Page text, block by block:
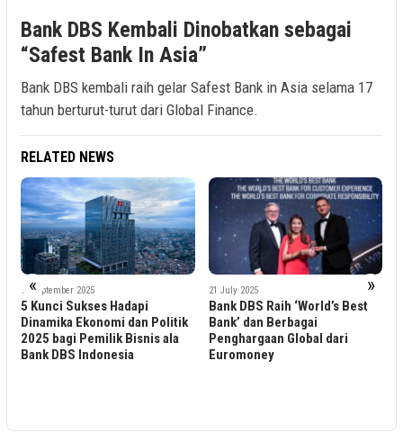
Bank DBS Kembali Dinobatkan sebagai
“Safest Bank In Asia”
Bank DBS kembali raih gelar Safest Bank in Asia selama 17
tahun berturut-turut dari Global Finance.
RELATED NEWS
« »
21 July 2025
Bank DBS Raih ‘World’s Best
Bank’ dan Berbagai
Penghargaan Global dari
Euromoney
19 May 2025
Dari 2NE1 sampai JAY B
WATERBOMB SINGAPORE
2025 Hadir Lagi! Intip Cara
Nikmati Diskon Khusus